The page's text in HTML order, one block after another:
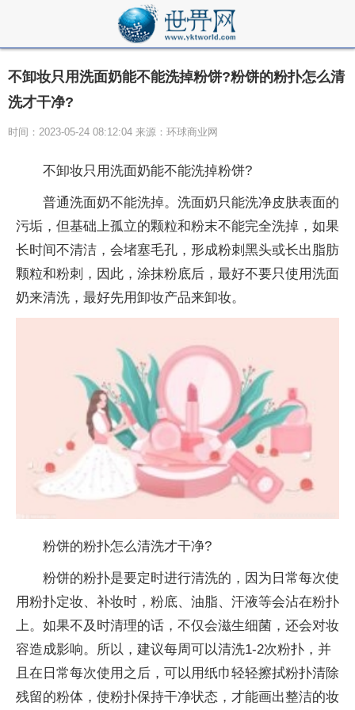
不卸妆只用洗面奶能不能洗掉粉饼?粉饼的粉扑怎么清
洗才干净?
时间：2023-05-24 08:12:04 来源：环球商业网
不卸妆只用洗面奶能不能洗掉粉饼?
普通洗面奶不能洗掉。洗面奶只能洗净皮肤表面的
污垢，但基础上孤立的颗粒和粉末不能完全洗掉，如果
长时间不清洁，会堵塞毛孔，形成粉刺黑头或长出脂肪
颗粒和粉刺，因此，涂抹粉底后，最好不要只使用洗面
奶来清洗，最好先用卸妆产品来卸妆。
粉饼的粉扑怎么清洗才干净?
粉饼的粉扑是要定时进行清洗的，因为日常每次使
用粉扑定妆、补妆时，粉底、油脂、汗液等会沾在粉扑
上。如果不及时清理的话，不仅会滋生细菌，还会对妆
容造成影响。所以，建议每周可以清洗1-2次粉扑，并
且在日常每次使用之后，可以用纸巾轻轻擦拭粉扑清除
残留的粉体，使粉扑保持干净状态，才能画出整洁的妆